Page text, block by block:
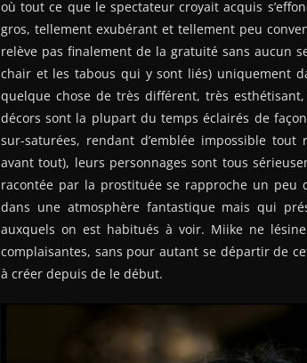
où tout ce que le spectateur croyait acquis
gros, tellement exubérant et tellement peu
relève pas finalement de la gratuité sans aucun
chair et les tabous qui y sont liés) uniquement
quelque chose de très différent, très
décors sont la plupart du temps éclairés de
sur-saturées, rendant d’emblée impossible
avant tout), leurs personnages sont tous
racontée par la prostituée se rapproche un peu
dans une atmosphère fantastique mais qui
auxquels on est habitués à voir. Miike ne
complaisantes, sans pour autant se départir de
à créer depuis de le début.